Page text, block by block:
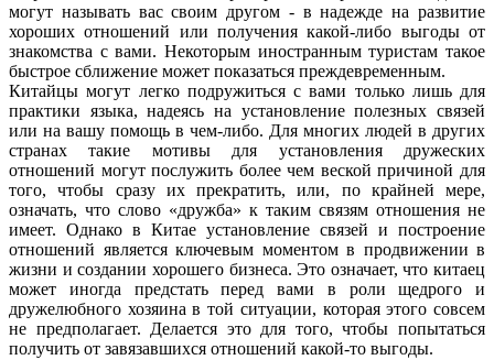
могут называть вас своим другом - в надежде на развитие
хороших отношений или получения какой-либо выгоды от
знакомства с вами. Некоторым иностранным туристам такое
быстрое сближение может показаться преждевременным.
Китайцы могут легко подружиться с вами только лишь для
практики языка, надеясь на установление полезных связей
или на вашу помощь в чем-либо. Для многих людей в других
странах такие мотивы для установления дружеских
отношений могут послужить более чем веской причиной для
того, чтобы сразу их прекратить, или, по крайней мере,
означать, что слово «дружба» к таким связям отношения не
имеет. Однако в Китае установление связей и построение
отношений является ключевым моментом в продвижении в
жизни и создании хорошего бизнеса. Это означает, что китаец
может иногда предстать перед вами в роли щедрого и
дружелюбного хозяина в той ситуации, которая этого совсем
не предполагает. Делается это для того, чтобы попытаться
получить от завязавшихся отношений какой-то выгоды.